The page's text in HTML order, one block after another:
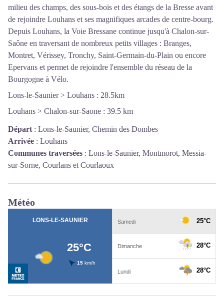
milieu des champs, des sous-bois et des étangs de la Bresse avant
de rejoindre Louhans et ses magnifiques arcades de centre-bourg.
Depuis Louhans, la Voie Bressane continue jusqu'à Chalon-sur-
Saône en traversant de nombreux petits villages : Branges,
Montret, Vérissey, Tronchy, Saint-Germain-du-Plain ou encore
Epervans et permet de rejoindre l'ensemble du réseau de la
Bourgogne à Vélo.
Lons-le-Saunier > Louhans : 28.5km
Louhans > Chalon-sur-Saone : 39.5 km
Départ : Lons-le-Saunier, Chemin des Dombes
Arrivée : Louhans
Communes traversées : Lons-le-Saunier, Montmorot, Messia-
sur-Sorne, Courlans et Courlaoux
Météo